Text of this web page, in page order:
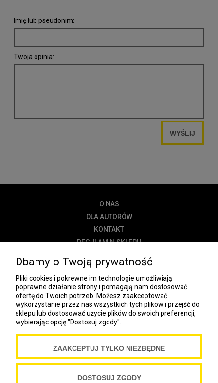
Imię lub pseudonim:
Twoja opinia:
WYŚLIJ
O NAS
DLA AUTORÓW
KONTAKT
REGULAMIN SKLEPU
DOSTAWA
PŁATNOŚĆ
NEWSLETTER
COOKIES
Spółdzielnia Wydawnicza „Czytelnik”
ul. Wiejska 12A
Dbamy o Twoją prywatność
Pliki cookies i pokrewne im technologie umożliwiają
poprawne działanie strony i pomagają nam dostosować
ofertę do Twoich potrzeb. Możesz zaakceptować
wykorzystanie przez nas wszystkich tych plików i przejść do
sklepu lub dostosować użycie plików do swoich preferencji,
wybierając opcję "Dostosuj zgody".
ZAAKCEPTUJ TYLKO NIEZBĘDNE
DOSTOSUJ ZGODY